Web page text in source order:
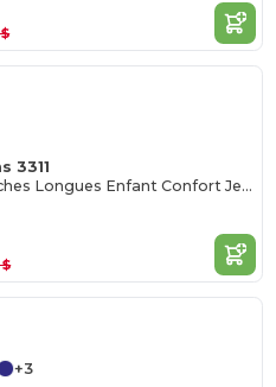
3311
T-shirt Manches Longues Enfant Confort Jersey
$
+3